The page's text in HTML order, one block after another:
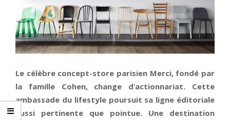
Le célèbre concept-store parisien Merci, fondé par
la famille Cohen, change d’actionnariat. Cette
ambassade du lifestyle poursuit sa ligne éditoriale
aussi pertinente que pointue. Une destination